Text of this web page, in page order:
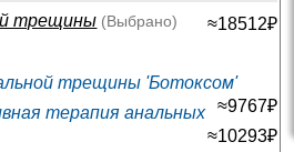
22000₽
; м. Медведково
трещины (Выбрано)
≈18512₽
трещины 'Ботоксом'
≈9767₽
терапия анальных
≈10293₽